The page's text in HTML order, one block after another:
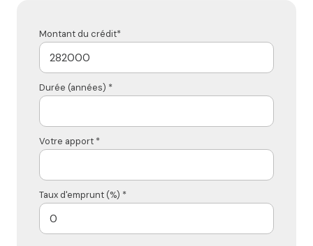
Montant du crédit*
Durée (années) *
Votre apport *
Taux d'emprunt (%) *